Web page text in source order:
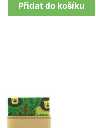
Přidat do košíku